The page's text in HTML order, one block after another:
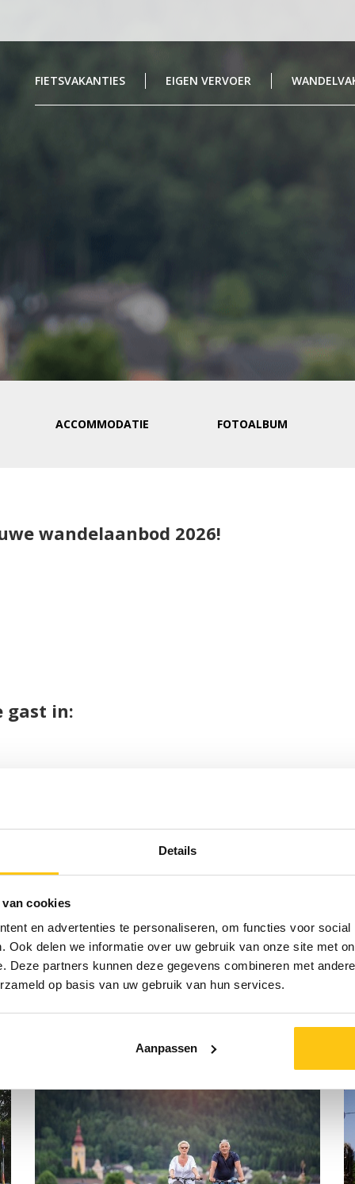
Details
cookies
en advertenties te personaliseren, om functies voor
Ook delen we informatie over uw gebruik van onze site met
Deze partners kunnen deze gegevens combineren met
op basis van uw gebruik van hun services.
Aanpassen
FIETSVAKANTIES EIGEN VERVOER
ACCOMMODATIE FOTOALBUM
wandelaanbod 2026!
gast in:
reis: